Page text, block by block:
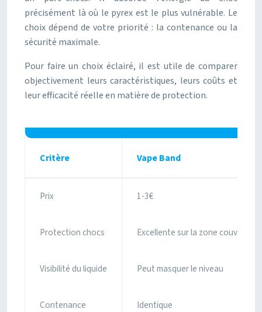
précisément là où le pyrex est le plus vulnérable. Le
choix dépend de votre priorité : la contenance ou la
sécurité maximale.
Pour faire un choix éclairé, il est utile de comparer
objectivement leurs caractéristiques, leurs coûts et
leur efficacité réelle en matière de protection.
Critère Vape Band
Prix 1-3€
Protection chocs Excellente sur la zone couverte
Visibilité du liquide Peut masquer le niveau
Contenance Identique